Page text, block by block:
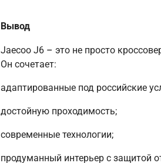
Вывод
Jaecoo J6 – это не просто
Он сочетает:
адаптированные под российские
достойную проходимость;
современные технологии;
продуманный интерьер с защитой